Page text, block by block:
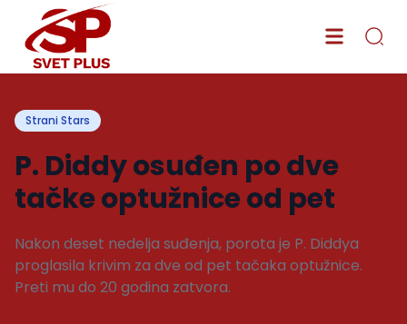
Strani Stars
P. Diddy osuđen po dve
tačke optužnice od pet
Nakon deset nedelja suđenja, porota je P. Diddya
proglasila krivim za dve od pet tačaka optužnice.
Preti mu do 20 godina zatvora.